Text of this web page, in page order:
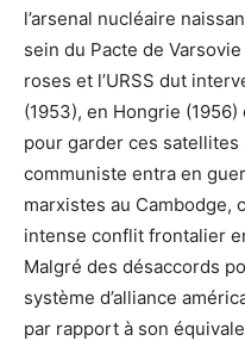
l’arsenal nucléaire
sein du Pacte de
roses et l’URSS dut
(1953), en Hongrie
pour garder ces satellites
communiste entra en
marxistes au Cambodge,
intense conflit frontalier
Malgré des désaccords
système d’alliance
par rapport à son